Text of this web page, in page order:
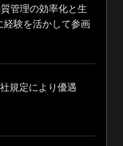
管理の効率化と生
経験を活かして参画
規定により優遇